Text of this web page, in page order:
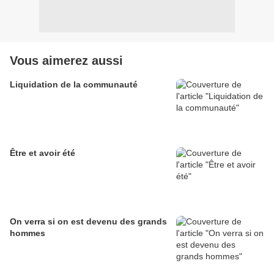
Vous aimerez aussi
Liquidation de la communauté
Être et avoir été
On verra si on est devenu des grands
hommes